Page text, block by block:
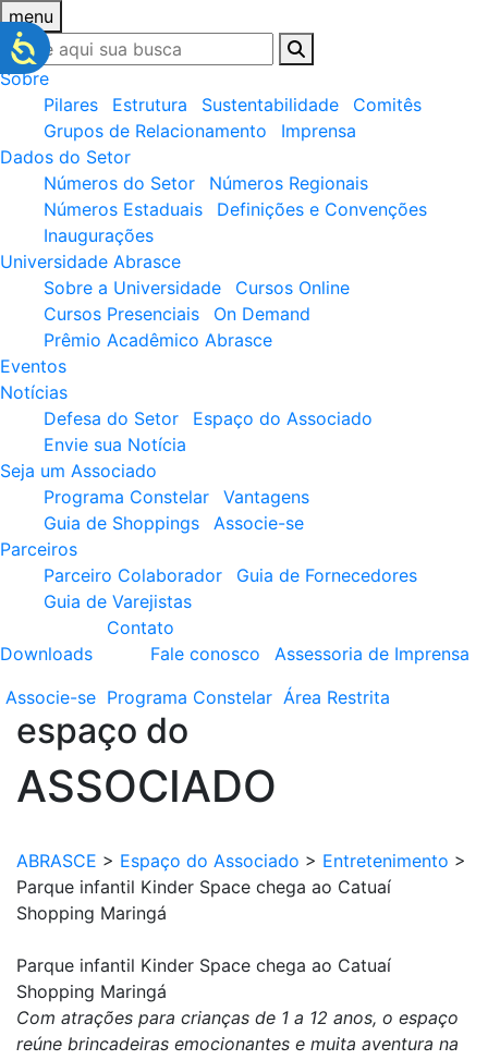
menu
Sobre
Pilares
Estrutura Sustentabilidade
Comitês
Grupos de Relacionamento
Imprensa
Dados do Setor
Números do Setor
Números Regionais
Números Estaduais
Definições e Convenções
Inaugurações
Universidade Abrasce
Sobre a Universidade
Cursos Online
Cursos Presenciais
On Demand
Prêmio Acadêmico Abrasce
Eventos
Notícias
Defesa do Setor
Espaço do Associado
Envie sua Notícia
Seja um Associado
Programa Constelar
Vantagens
Guia de Shoppings
Associe-se
Parceiros
Parceiro Colaborador
Guia de Fornecedores
Guia de Varejistas
Downloads
Contato
Fale conosco
Assessoria de Imprensa
Associe-se Programa Constelar Área Restrita
espaço do
ASSOCIADO
ABRASCE > Espaço do Associado > Entretenimento >
Parque infantil Kinder Space chega ao Catuaí
Shopping Maringá
Parque infantil Kinder Space chega ao Catuaí
Shopping Maringá
Com atrações para crianças de 1 a 12 anos, o espaço
reúne brincadeiras emocionantes e muita aventura na